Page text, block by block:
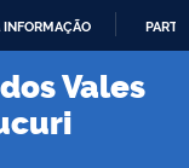
INFORMAÇÃO
Vales